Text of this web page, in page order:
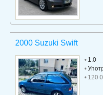
2000 Suzuki Swift
• 1.0
•
• 120